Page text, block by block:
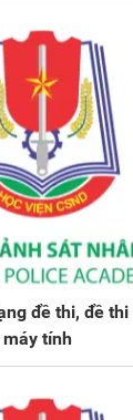
đề thi, đề
máy tính